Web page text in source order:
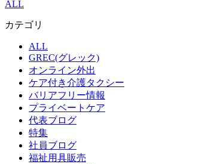
ALL
カテゴリ
ALL
GREC(グレック)
オンライン外出
ケア付き介護タクシー
バリアフリー情報
プライベートケア
代表ブログ
特集
社員ブログ
福祉用具販売